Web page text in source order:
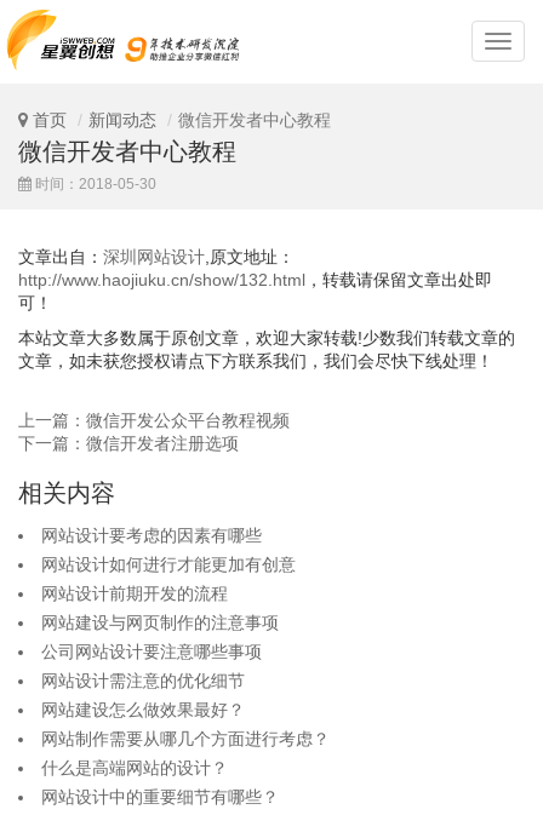
深
圳
首页 新闻动态 微信开发者中心教程
微信开发者中心教程
时间：2018-05-30
文章出自： 深圳网站设计 ,原文地址：
http://www.haojiuku.cn/show/132.html ，转载请保留文章出处即
可！
本站文章大多数属于原创文章，欢迎大家转载!少数我们转载文章的
文章，如未获您授权请点下方联系我们，我们会尽快下线处理！
上一篇：微信开发公众平台教程视频
下一篇：微信开发者注册选项
相关内容
网站设计要考虑的因素有哪些
网站设计如何进行才能更加有创意
网站设计前期开发的流程
网站建设与网页制作的注意事项
公司网站设计要注意哪些事项
网站设计需注意的优化细节
网站建设怎么做效果最好？
网站制作需要从哪几个方面进行考虑？
什么是高端网站的设计？
网站设计中的重要细节有哪些？